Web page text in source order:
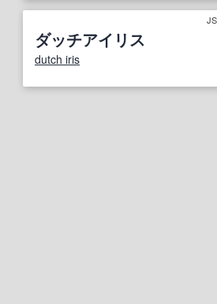
ダッチアイリス
dutch iris